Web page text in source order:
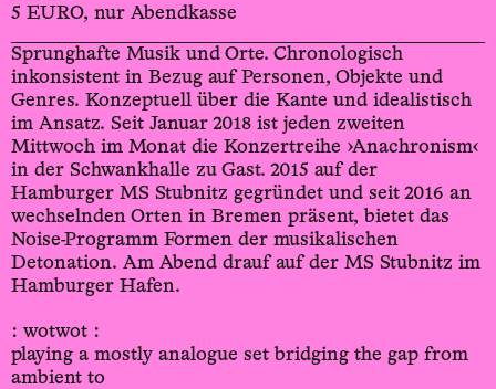
5 EURO, nur Abendkasse
Sprunghafte Musik und Orte. Chronologisch
inkonsistent in Bezug auf Personen, Objekte und
Genres. Konzeptuell über die Kante und idealistisch
im Ansatz. Seit Januar 2018 ist jeden zweiten
Mittwoch im Monat die Konzertreihe ›Anachronism‹
in der Schwankhalle zu Gast. 2015 auf der
Hamburger MS Stubnitz gegründet und seit 2016 an
wechselnden Orten in Bremen präsent, bietet das
Noise-Programm Formen der musikalischen
Detonation. Am Abend drauf auf der MS Stubnitz im
Hamburger Hafen.
: wotwot :
playing a mostly analogue set bridging the gap from
ambient to